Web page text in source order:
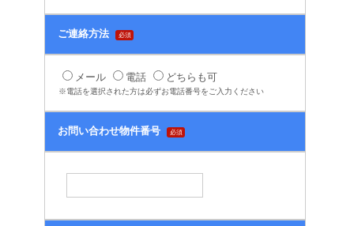
ご連絡方法 必須
メール 電話 どちらも可
※電話を選択された方は必ずお電話番号をご入力ください
お問い合わせ物件番号 必須